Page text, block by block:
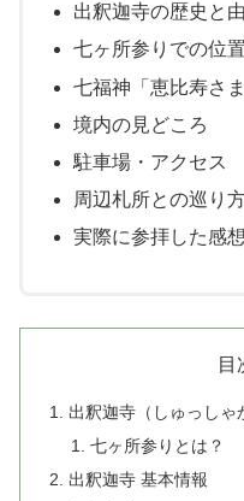
出釈迦寺の歴史と
七ヶ所参りでの位
七福神「恵比寿さ
境内の見どころ
駐車場・アクセス
周辺札所との巡り
実際に参拝した感想
目
出釈迦寺（しゅっしゃ
七ヶ所参りとは？
出釈迦寺 基本情報